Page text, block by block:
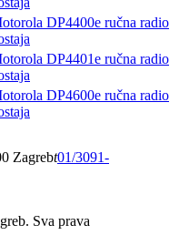
DP4400e ručna radio
DP4401e ručna radio
DP4600e ručna radio
Zagrebt01/3091-
Sva prava